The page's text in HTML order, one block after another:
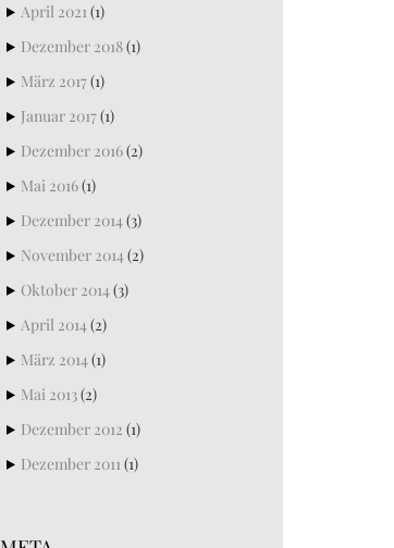
April 2021(1)
Dezember 2018(1)
März 2017(1)
Januar 2017(1)
Dezember 2016(2)
Mai 2016(1)
Dezember 2014(3)
November 2014(2)
Oktober 2014(3)
April 2014(2)
März 2014(1)
Mai 2013(2)
Dezember 2012 (1)
Dezember 2011(1)